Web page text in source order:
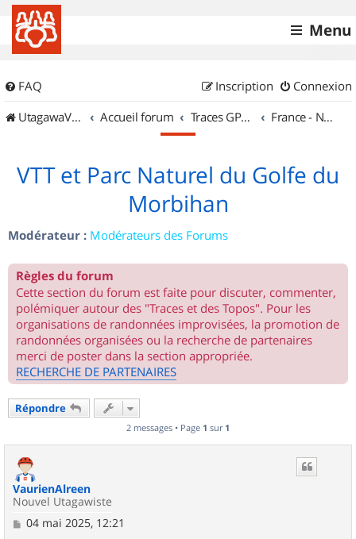
Menu
FAQ Connexion
Inscription
UtagawaVTT (Randos VTT et VTTAE avec traces GPS)
Accueil forum Traces GPS de randos VTT France - Nord Ouest
VTT et Parc Naturel du Golfe du
Morbihan
Modérateur : Modérateurs des Forums
Règles du forum
Cette section du forum est faite pour discuter, commenter,
polémiquer autour des "Traces et des Topos". Pour les
organisations de randonnées improvisées, la promotion de
randonnées organisées ou la recherche de partenaires
merci de poster dans la section appropriée.
RECHERCHE DE PARTENAIRES
Répondre
2 messages • Page 1 sur 1
VaurienAlreen
Nouvel Utagawiste
M
04 mai 2025, 12:21